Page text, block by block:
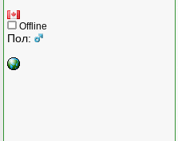
Offline
Пол: